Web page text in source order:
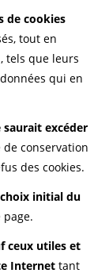
de cookies
tout en
tels que leurs
qui en
saurait excéder
conservation
des cookies.
initial du
ceux utiles et
Internet tant